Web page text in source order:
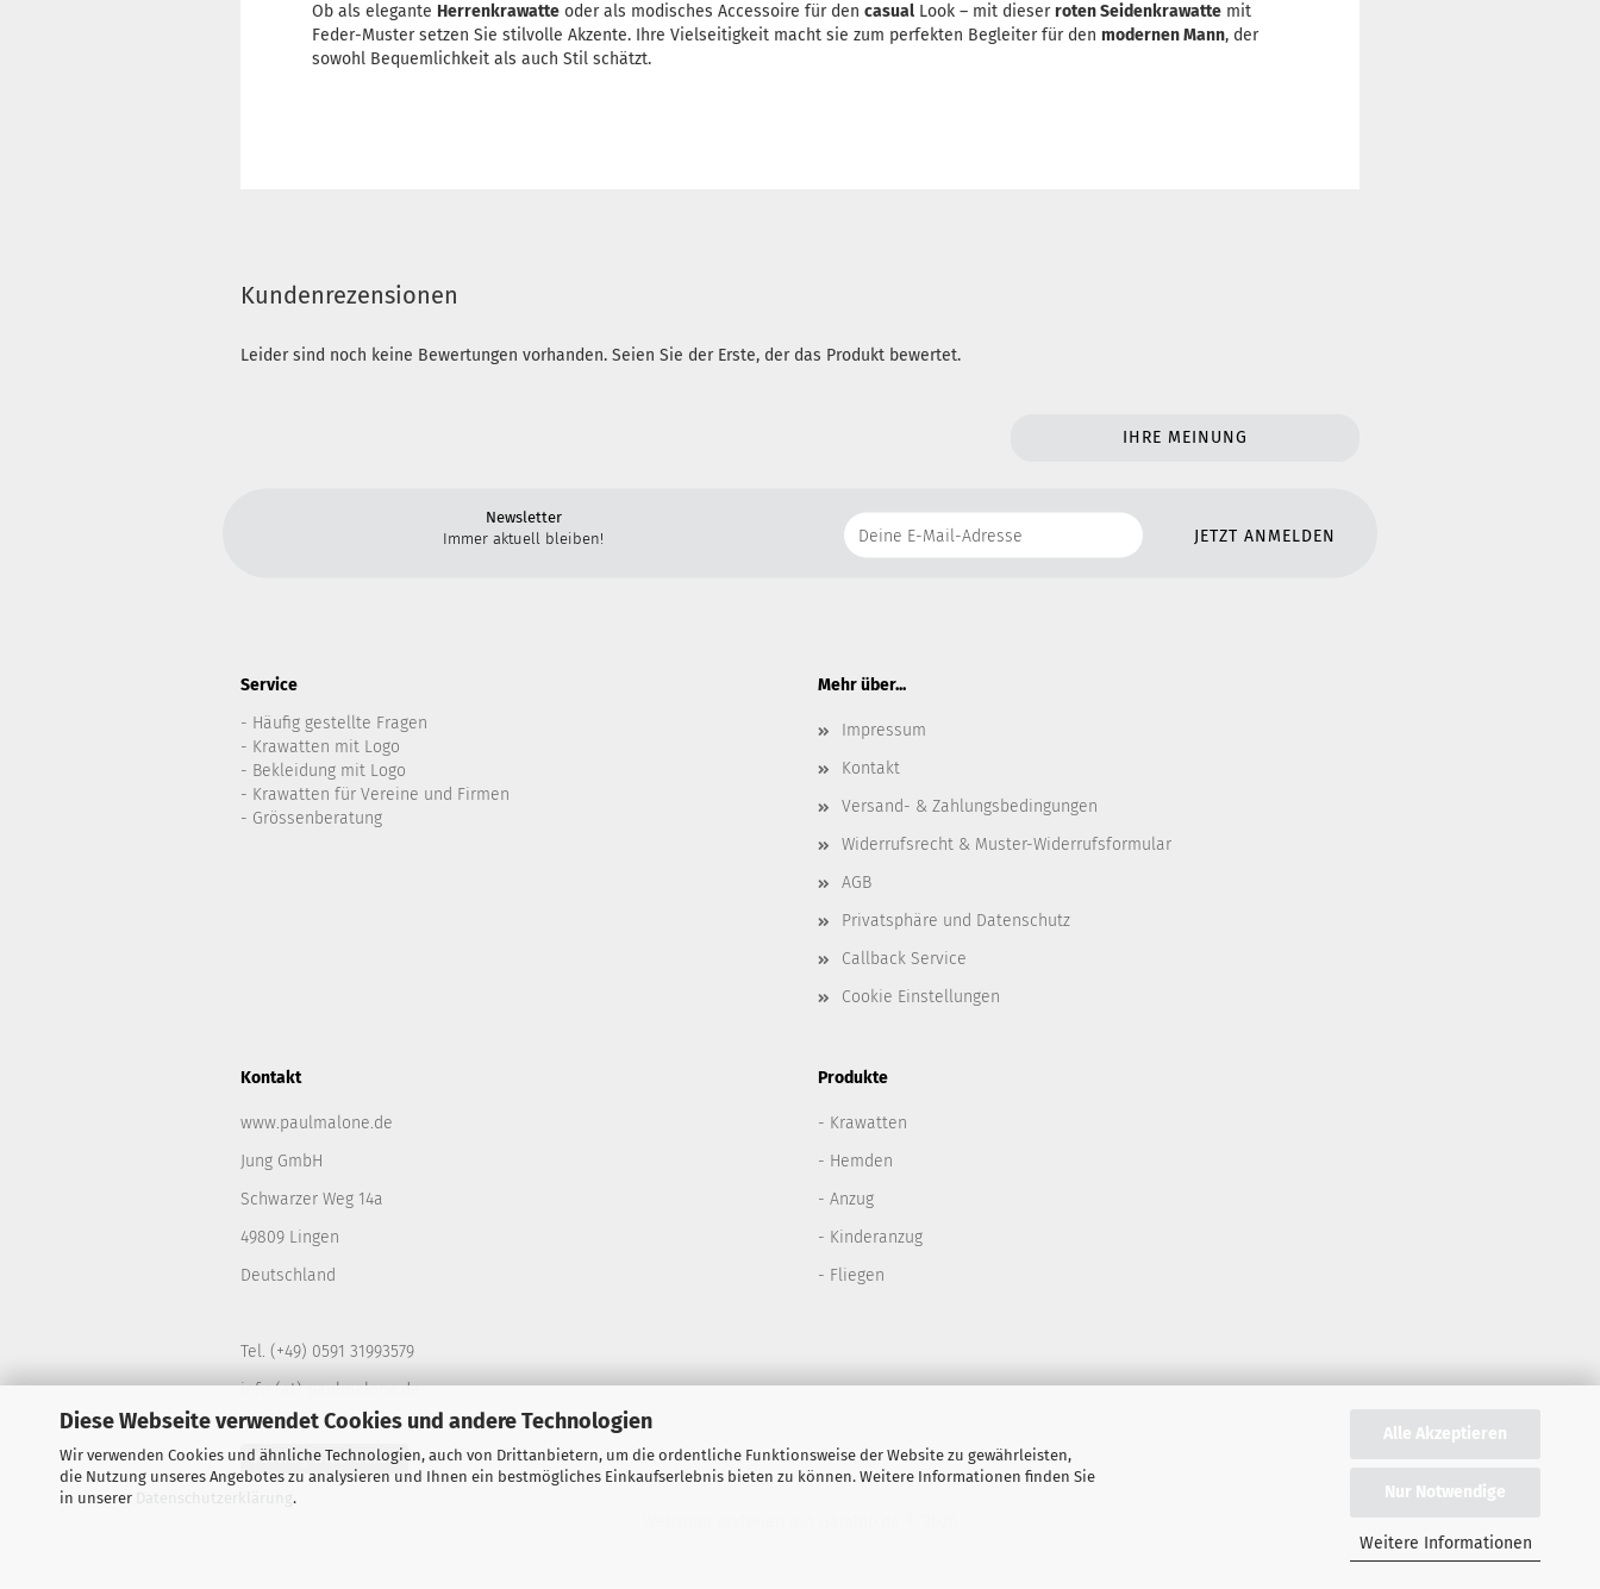
Diese Webseite verwendet Cookies und andere Technologien
Wir verwenden Cookies und ähnliche Technologien, auch von Drittanbietern, um die ordentliche Funktionsweise der Website zu gewährleisten,
die Nutzung unseres Angebotes zu analysieren und Ihnen ein bestmögliches Einkaufserlebnis bieten zu können. Weitere Informationen finden Sie
in unserer
.
Alle Akzeptieren
Nur Notwendige
Weitere Informationen
Ob als elegante Herrenkrawatte oder als modisches Accessoire für den casual Look – mit dieserroten Seidenkrawatte mit
Feder-Muster setzen Sie stilvolle Akzente. Ihre Vielseitigkeit macht sie zum perfekten Begleiter für den modernen Mann, der
sowohl Bequemlichkeit als auch Stil schätzt.
Kundenrezensionen
Leider sind noch keine Bewertungen vorhanden. Seien Sie der Erste, der das Produkt bewertet.
IHRE MEINUNG
Newsletter
Immer aktuell bleiben!
Service
- Häufig gestellte Fragen
- Krawatten mit Logo
- Bekleidung mit Logo
- Krawatten für Vereine und Firmen
- Grössenberatung
Mehr über...
Impressum
Kontakt
Versand- & Zahlungsbedingungen
Widerrufsrecht & Muster-Widerrufsformular
AGB
Privatsphäre und Datenschutz
Callback Service
Cookie Einstellungen
Kontakt
www.paulmalone.de
Jung GmbH
Schwarzer Weg 14a
49809 Lingen
Deutschland
Tel. (+49) 0591 31993579
info (at) paulmalone.de
Produkte
- Krawatten
- Hemden
- Anzug
- Kinderanzug
- Fliegen
Vertrag widerrufen